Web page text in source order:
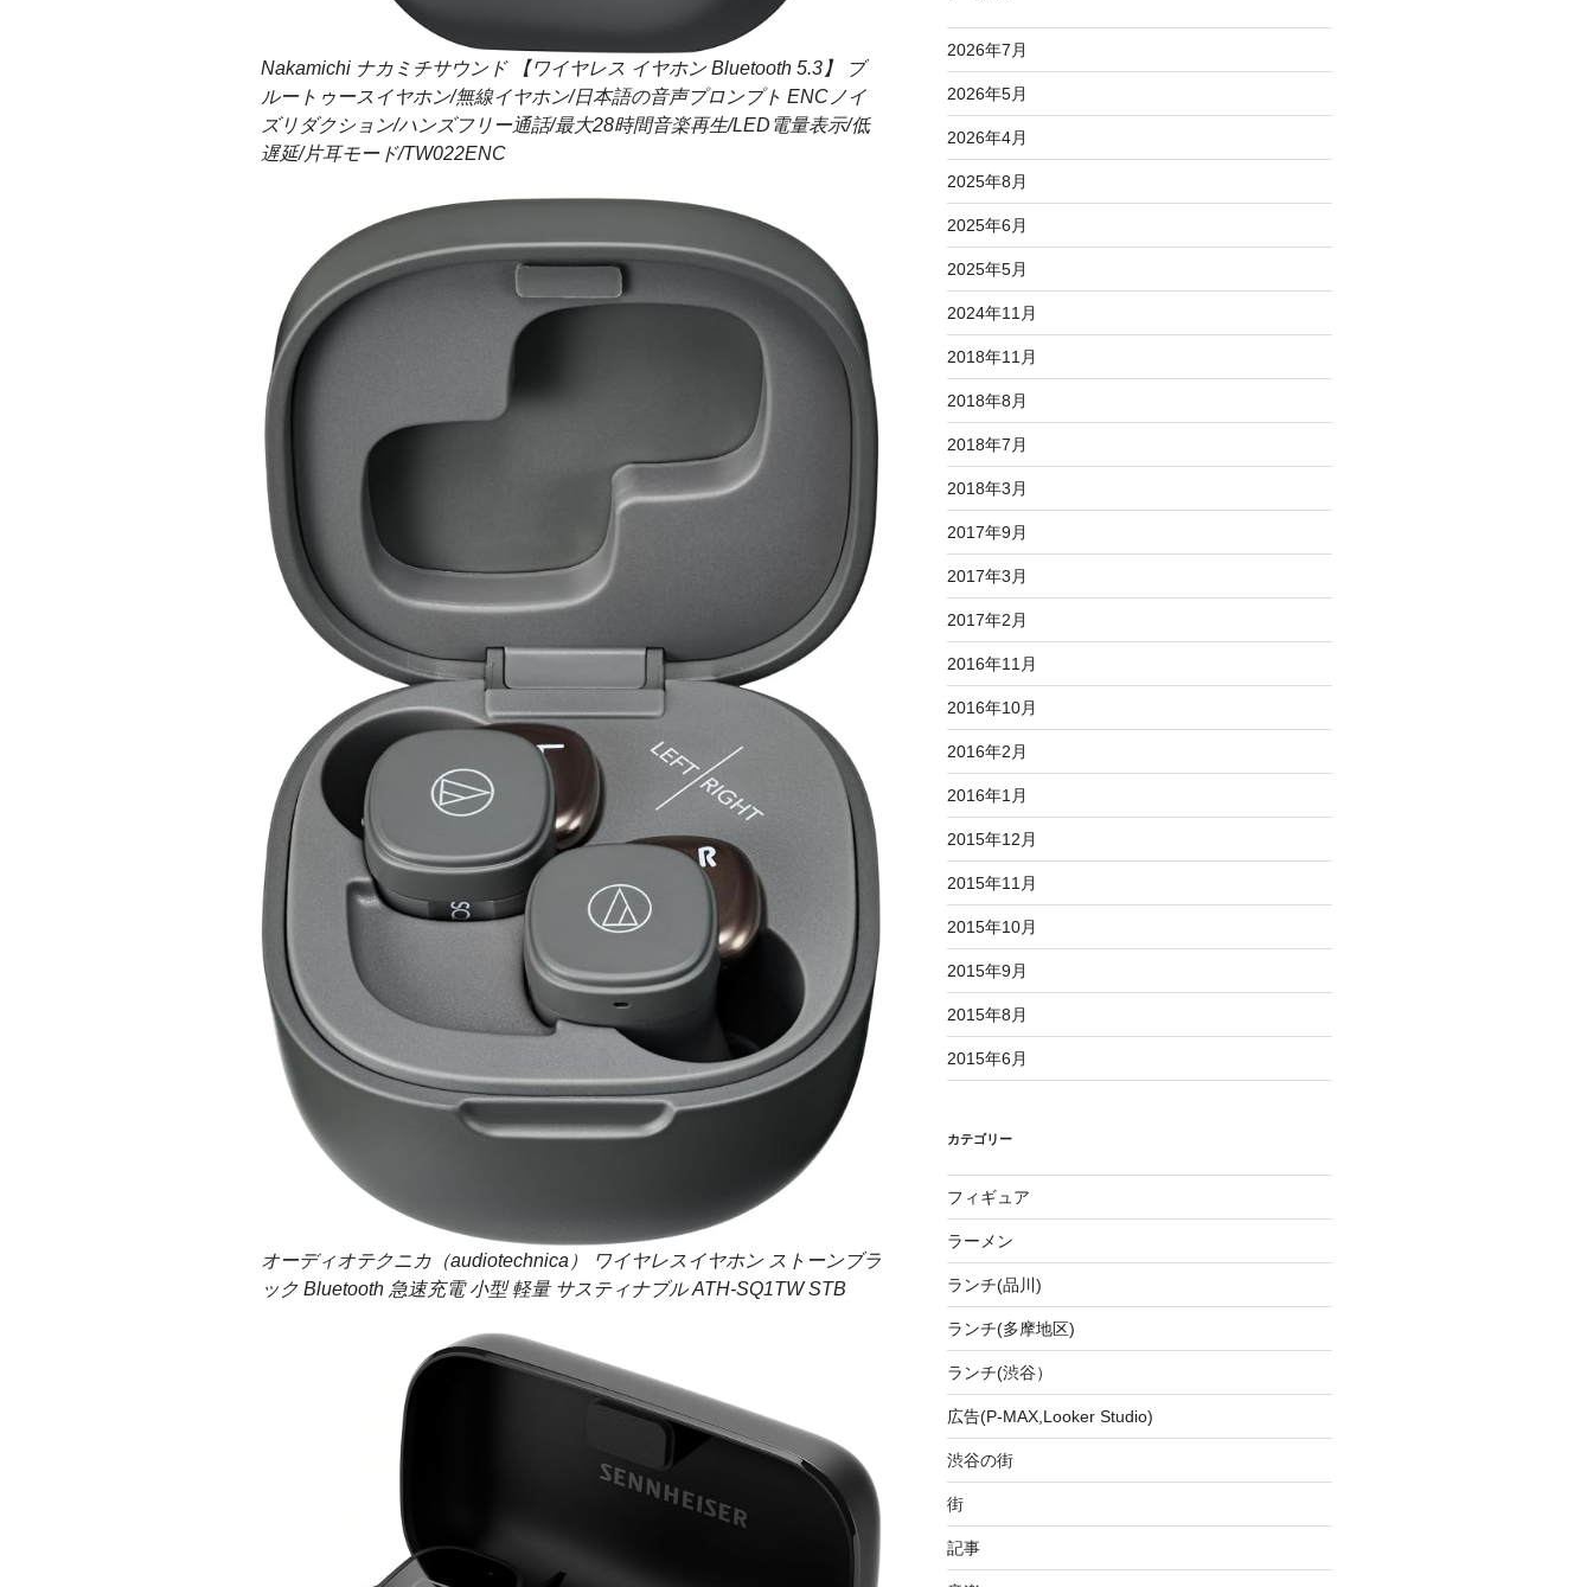
Nakamichi ナカミチサウンド 【ワイヤレス イヤホン Bluetooth 5.3】 ブ
ルートゥースイヤホン/無線イヤホン/日本語の音声プロンプト ENCノイ
ズリダクション/ハンズフリー通話/最大28時間音楽再生/LED電量表示/低
遅延/片耳モード/TW022ENC
オーディオテクニカ（audiotechnica） ワイヤレスイヤホン ストーンブラ
ック Bluetooth 急速充電 小型 軽量 サスティナブル ATH-SQ1TW STB
2026年7月
2026年5月
2026年4月
2025年8月
2025年6月
2025年5月
2024年11月
2018年11月
2018年8月
2018年7月
2018年3月
2017年9月
2017年3月
2017年2月
2016年11月
2016年10月
2016年2月
2016年1月
2015年12月
2015年11月
2015年10月
2015年9月
2015年8月
2015年6月
カテゴリー
フィギュア
ラーメン
ランチ(品川)
ランチ(多摩地区)
ランチ(渋谷）
広告(P-MAX,Looker Studio)
渋谷の街
街
記事